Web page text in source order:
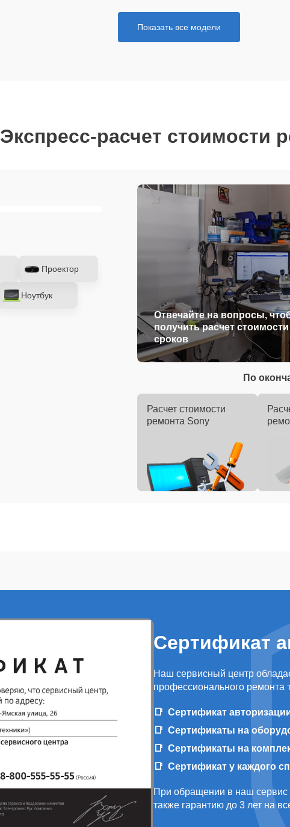
Показать все модели
Экспресс-расчет стоимости
Проектор
Ноутбук
Отвечайте на вопросы,
получить расчет стоимости
сроков
По
Расчет стоимости
ремонта Sony
Сертификат
Наш сервисный центр
профессионального ремонта
Сертификат
Сертификаты на
Сертификаты на
Сертификат у каждого
При обращении в наш сервис
также гарантию до 3 лет на